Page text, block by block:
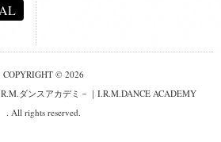
COPYRIGHT © 2026
ダンスアカデミ－｜I.R.M.DANCE ACADEMY
. All rights reserved.